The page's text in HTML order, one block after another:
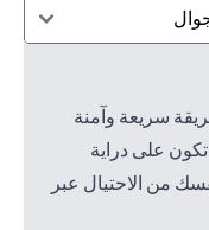
سريعة وآمنة
على دراية
من الاحتيال عبر